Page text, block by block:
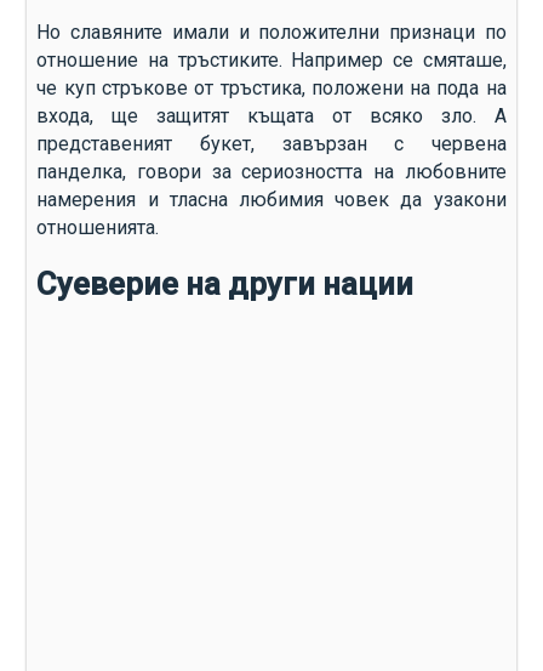
Но славяните имали и положителни признаци по
отношение на тръстиките. Например се смяташе,
че куп стръкове от тръстика, положени на пода на
входа, ще защитят къщата от всяко зло. А
представеният букет, завързан с червена
панделка, говори за сериозността на любовните
намерения и тласна любимия човек да узакони
отношенията.
Суеверие на други нации